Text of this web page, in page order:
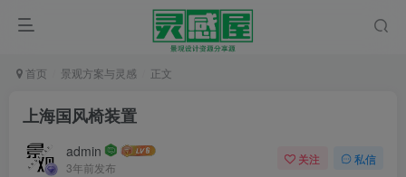
首页 景观方案与灵感 正文
上海国风椅装置
admin
3年前发布
关注 私信